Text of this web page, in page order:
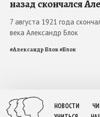
назад скончался
7 августа 1921 года
века Александр Блок
#Александр Блок#Блок
НОВОСТИ